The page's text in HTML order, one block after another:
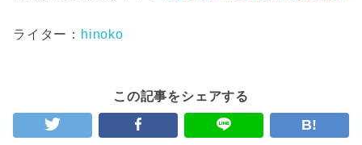
ライター： hinoko
この記事をシェアする
B!